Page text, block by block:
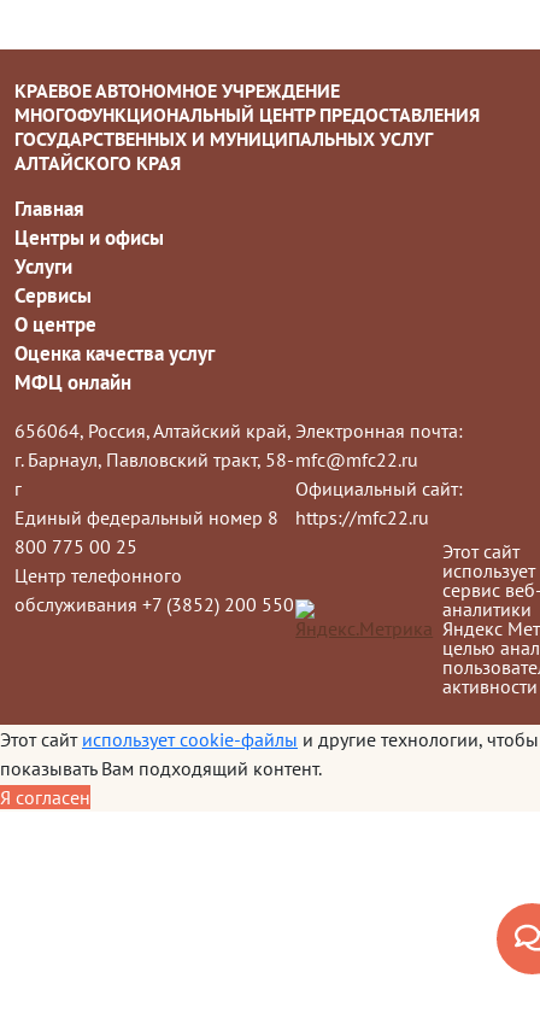
КРАЕВОЕ АВТОНОМНОЕ УЧРЕЖДЕНИЕ
МНОГОФУНКЦИОНАЛЬНЫЙ ЦЕНТР ПРЕДОСТАВЛЕНИЯ
ГОСУДАРСТВЕННЫХ И МУНИЦИПАЛЬНЫХ УСЛУГ
АЛТАЙСКОГО КРАЯ
Главная
Центры и офисы
Услуги
Сервисы
О центре
Оценка качества услуг
МФЦ онлайн
656064, Россия, Алтайский край,
г. Барнаул, Павловский тракт, 58-
г
Единый федеральный номер 8
800 775 00 25
Центр телефонного
обслуживания +7 (3852) 200 550
Электронная почта:
mfc@mfc22.ru
Официальный сайт:
https://mfc22.ru
Этот сайт
использует
сервис
аналитики
Яндекс
целью
активности
Этот сайт использует cookie-файлы и другие технологии, чтобы
показывать Вам подходящий контент.
Я согласен